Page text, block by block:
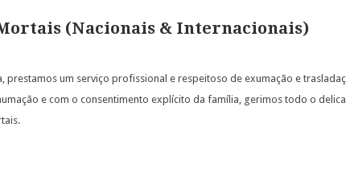
(Nacionais & Internacionais)
prestamos um serviço profissional e respeitoso de exumação e
e com o consentimento explícito da família, gerimos todo o